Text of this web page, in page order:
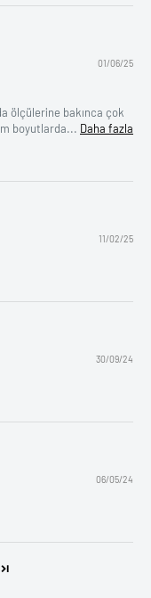
01/06/25
ölçülerine bakınca çok
boyutlarda... Daha fazla
11/02/25
30/09/24
06/05/24